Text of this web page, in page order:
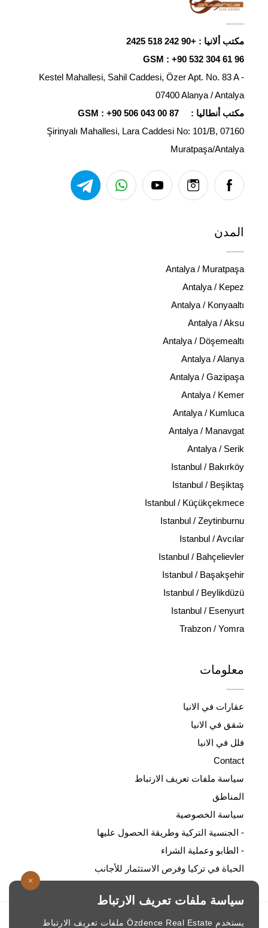
مكتب ألانيا : +90 242 518 2425
GSM : +90 532 304 61 96
Kestel Mahallesi, Sahil Caddesi, Özer Apt. No. 83 A -
07400 Alanya / Antalya
مكتب أنطاليا :
GSM : +90 506 043 00 87
Şirinyalı Mahallesi, Lara Caddesi No: 101/B, 07160
Muratpaşa/Antalya
المدن
Antalya / Muratpaşa
Antalya / Kepez
Antalya / Konyaaltı
Antalya / Aksu
Antalya / Döşemealtı
Antalya / Alanya
Antalya / Gazipaşa
Antalya / Kemer
Antalya / Kumluca
Antalya / Manavgat
Antalya / Serik
Istanbul / Bakırköy
Istanbul / Beşiktaş
Istanbul / Küçükçekmece
Istanbul / Zeytinburnu
Istanbul / Avcılar
Istanbul / Bahçelievler
Istanbul / Başakşehir
Istanbul / Beylikdüzü
Istanbul / Esenyurt
Trabzon / Yomra
معلومات
عقارات في الانيا
شقق في الانيا
فلل في الانيا
Contact
سياسة ملفات تعريف الارتباط
المناطق
سياسة الخصوصية
- الجنسية التركية وطريقة الحصول عليها
- الطابو وعملية الشراء
الحياة في تركيا وفرص الاستثمار للأجانب
الصفحة الرئيسية / من نحن / الاتصال
سياسة ملفات تعريف الارتباط
يستخدم Özdence Real Estate ملفات تعريف الارتباط